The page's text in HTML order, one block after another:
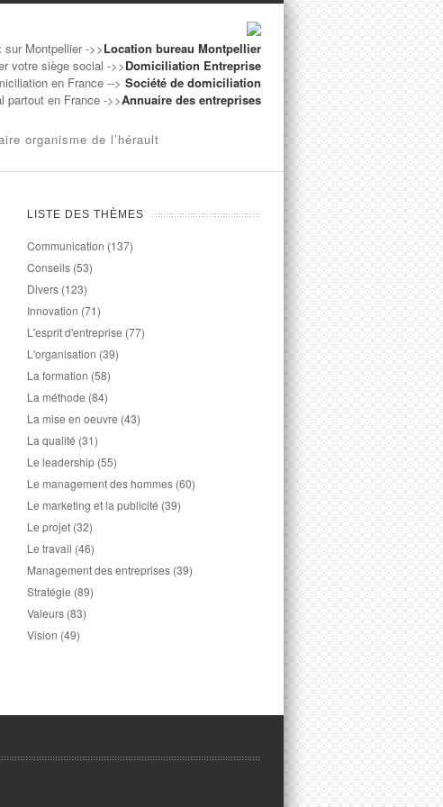
Montpellier ->>Location bureau Montpellier
votre siège social ->>Domiciliation Entreprise
en France --> Société de domiciliation
partout en France ->>Annuaire des entreprises
organisme de l’hérault
LISTE DES THÈMES
Communication (137)
Conseils (53)
Divers (123)
Innovation (71)
L'esprit d'entreprise (77)
L'organisation (39)
La formation (58)
La méthode (84)
La mise en oeuvre (43)
La qualité (31)
Le leadership (55)
Le management des hommes (60)
Le marketing et la publicité (39)
Le projet (32)
Le travail (46)
Management des entreprises (39)
Stratégie (89)
Valeurs (83)
Vision (49)